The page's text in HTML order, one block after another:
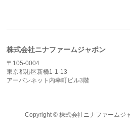
株式会社ニナファームジャポン
〒105-0004
東京都港区新橋1-1-13
アーバンネット内幸町ビル3階
Copyright © 株式会社ニナファームジ